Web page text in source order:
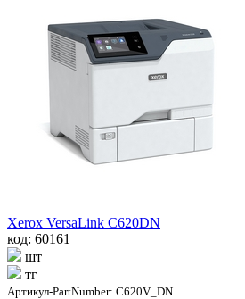
Xerox VersaLink C620DN
код: 60161
шт
тг
Артикул-PartNumber: C620V_DN